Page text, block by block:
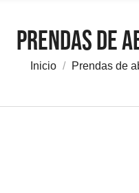
Prendas de
Inicio Prendas de